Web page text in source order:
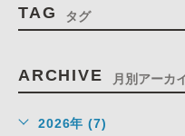
TAG タグ
ARCHIVE 月別アーカ
2026年 (7)